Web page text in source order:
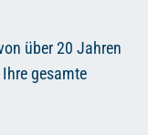
über 20 Jahren
gesamte